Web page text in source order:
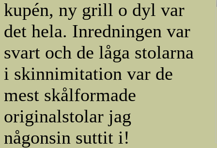
kupén, ny grill o dyl var
det hela. Inredningen var
svart och de låga stolarna
i skinnimitation var de
mest skålformade
originalstolar jag
någonsin suttit i!